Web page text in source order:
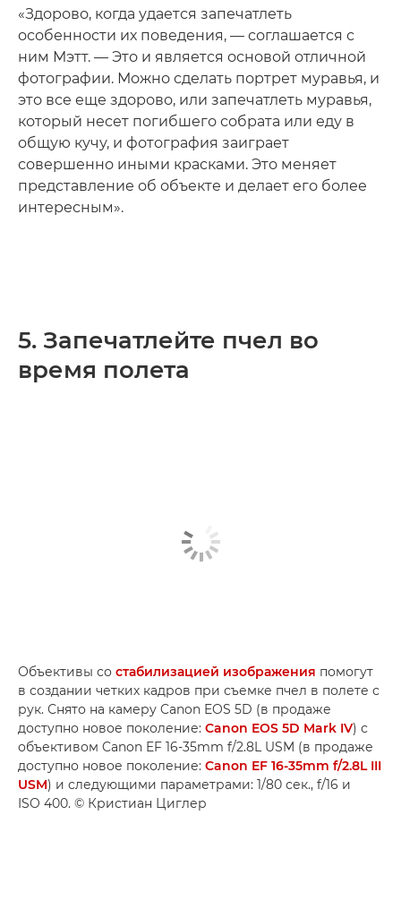
«Здорово, когда удается запечатлеть
особенности их поведения, — соглашается с
ним Мэтт. — Это и является основой отличной
фотографии. Можно сделать портрет муравья, и
это все еще здорово, или запечатлеть муравья,
который несет погибшего собрата или еду в
общую кучу, и фотография заиграет
совершенно иными красками. Это меняет
представление об объекте и делает его более
интересным».
5. Запечатлейте пчел во
время полета
Объективы со стабилизацией изображения помогут
в создании четких кадров при съемке пчел в полете с
рук. Снято на камеру Canon EOS 5D (в продаже
доступно новое поколение: Canon EOS 5D Mark IV) с
объективом Canon EF 16-35mm f/2.8L USM (в продаже
доступно новое поколение: Canon EF 16-35mm f/2.8L III
USM) и следующими параметрами: 1/80 сек., f/16 и
ISO 400. © Кристиан Циглер